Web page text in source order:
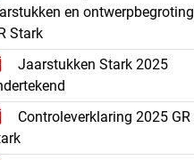
en ontwerpbegroting
Stark
Jaarstukken Stark 2025
Controleverklaring 2025 GR